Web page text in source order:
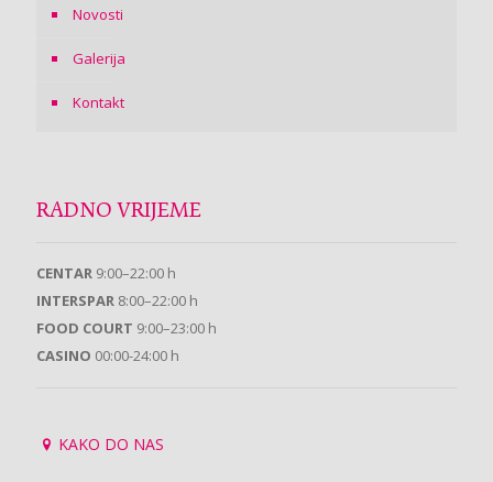
Novosti
Galerija
Kontakt
RADNO VRIJEME
CENTAR 9:00–22:00 h
INTERSPAR 8:00–22:00 h
FOOD COURT 9:00–23:00 h
CASINO 00:00-24:00 h
KAKO DO NAS